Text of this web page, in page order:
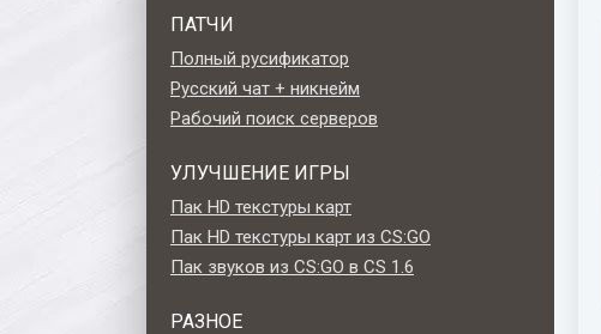
ПАТЧИ
Полный русификатор
Русский чат + никнейм
Рабочий поиск серверов
УЛУЧШЕНИЕ ИГРЫ
Пак HD текстуры карт
Пак HD текстуры карт из CS:GO
Пак звуков из CS:GO в CS 1.6
РАЗНОЕ